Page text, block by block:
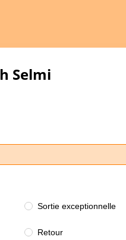
Selmi
Sortie exceptionnelle
Retour